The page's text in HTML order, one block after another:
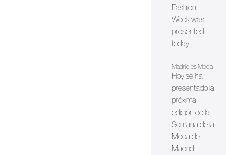
Fashion
Week was
presented
today
Madrid es Moda
Hoy se ha
presentado la
próxima
edición de la
Semana de la
Moda de
Madrid